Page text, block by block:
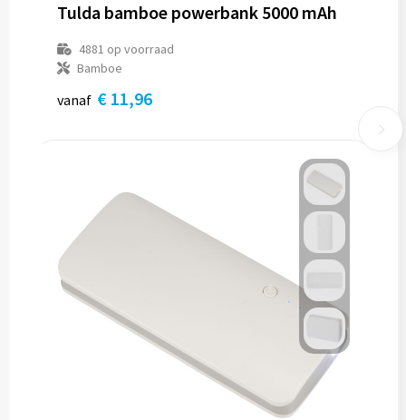
Tulda bamboe powerbank 5000 mAh
4881 op voorraad
Bamboe
vanaf € 11,96